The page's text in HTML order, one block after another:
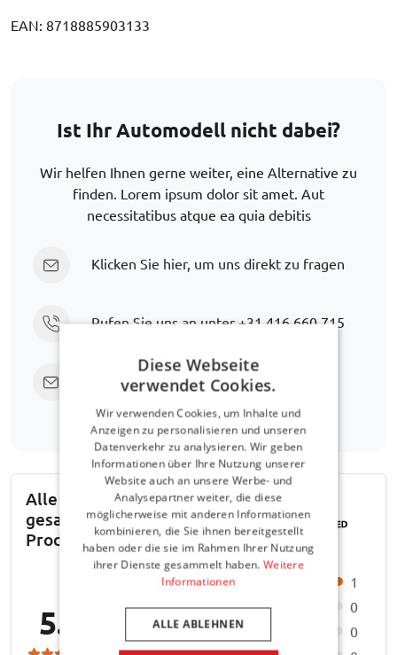
EAN: 8718885903133
Ist Ihr Automodell nicht dabei?
Wir helfen Ihnen gerne weiter, eine Alternative zu
finden. Lorem ipsum dolor sit amet. Aut
necessitatibus atque ea quia debitis
Klicken Sie hier, um uns direkt zu fragen
Rufen Sie uns an unter+31 416 660 715
Senden Sie eine E-Mailsupport@car-
bags.com
Alle über Trusted Shops
gesammelten
Produktbewertungen
5.0
1
0
0
Diese Webseite
verwendet Cookies.
Wir verwenden Cookies, um Inhalte und
Anzeigen zu personalisieren und unseren
Datenverkehr zu analysieren. Wir geben
Informationen über Ihre Nutzung unserer
Website auch an unsere Werbe- und
Analysepartner weiter, die diese
möglicherweise mit anderen Informationen
kombinieren, die Sie ihnen bereitgestellt
haben oder die sie im Rahmen Ihrer Nutzung
ihrer Dienste gesammelt haben. Weitere
Informationen
ALLE ABLEHNEN